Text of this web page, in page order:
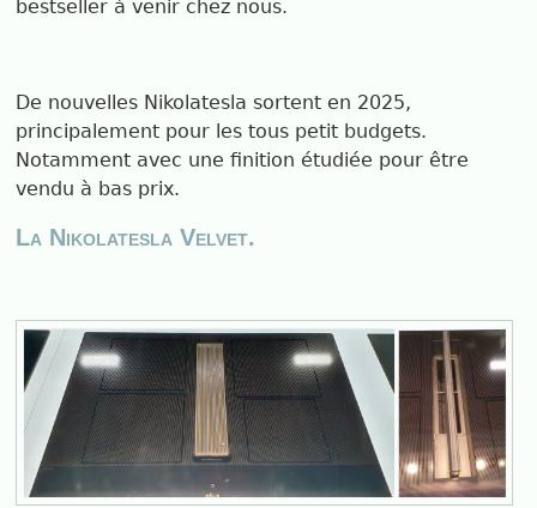
bestseller à venir chez nous.
De nouvelles Nikolatesla sortent en 2025,
principalement pour les tous petit budgets.
Notamment avec une finition étudiée pour être
vendu à bas prix.
La Nikolatesla Velvet.